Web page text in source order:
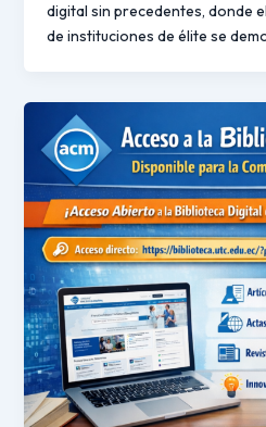
digital sin precedentes, donde
de instituciones de élite se